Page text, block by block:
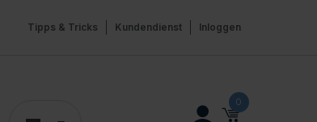
Inloggen
Kundendienst
Tipps & Tricks
0